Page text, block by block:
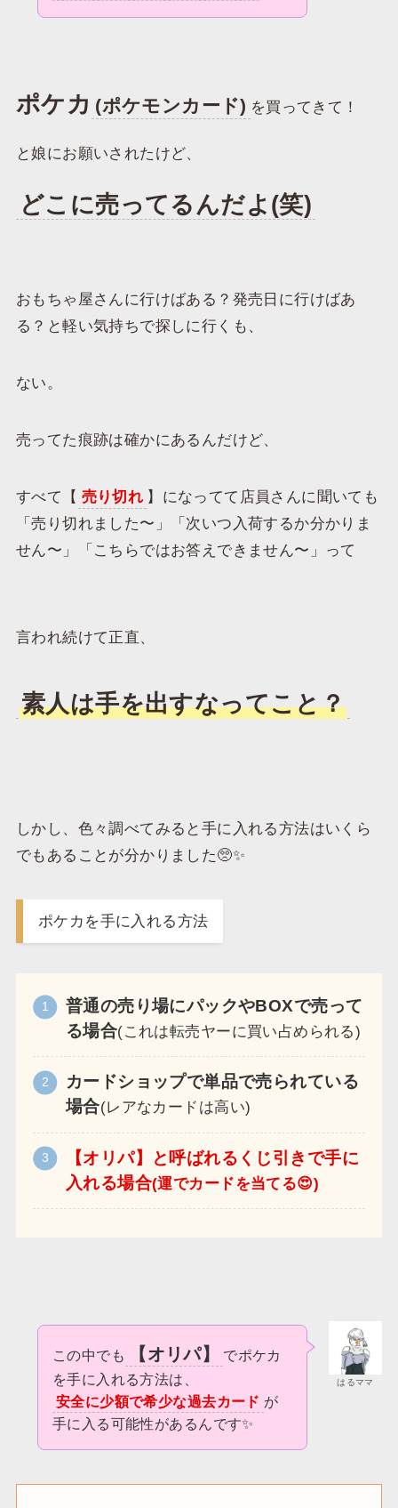
ポケカ (ポケモンカード) を買ってきて！
と娘にお願いされたけど、
どこに売ってるんだよ(笑)
おもちゃ屋さんに行けばある？発売日に行けばあ
る？と軽い気持ちで探しに行くも、
ない。
売ってた痕跡は確かにあるんだけど、
すべて【 売り切れ 】になってて店員さんに聞いても
「売り切れました〜」「次いつ入荷するか分かりま
せん〜」「こちらではお答えできません〜」って
言われ続けて正直、
素人は手を出すなってこと？
しかし、色々調べてみると手に入れる方法はいくら
でもあることが分かりました🥺✨
ポケカを手に入れる方法
普通の売り場にパックやBOXで売って
る場合(これは転売ヤーに買い占められる)
カードショップで単品で売られている
場合(レアなカードは高い)
【オリパ】と呼ばれるくじ引きで手に
入れる場合(運でカードを当てる😍)
はるママ
この中でも 【オリパ】
でポケカ
を手に入れる方法は、
安全に少額で希少な過去カード が
手に入る可能性があるんです✨